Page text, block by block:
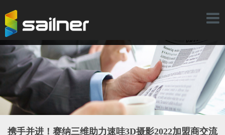
Toggle
携手并进！赛纳三维助力速哇3D摄影2022加盟商交流